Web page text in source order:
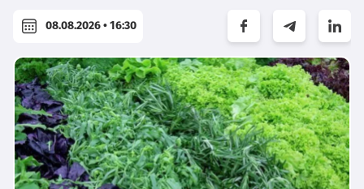
08.08.2026 • 16:30